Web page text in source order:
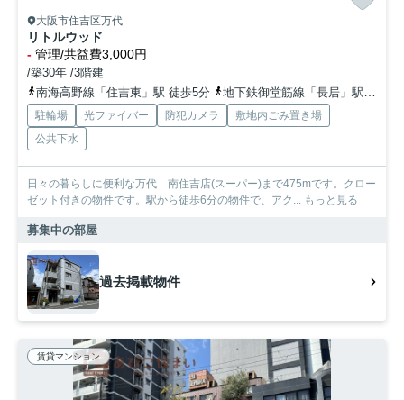
大阪市住吉区万代
リトルウッド
- 管理/共益費3,000円
/築30年 /3階建
南海高野線「住吉東」駅 徒歩5分
地下鉄御堂筋線「長居」駅 徒歩20分
駐輪場 光ファイバー 防犯カメラ
敷地内ごみ置き場
公共下水
日々の暮らしに便利な万代 南住吉店(スーパー)まで475mです。クロー
ゼット付きの物件です。駅から徒歩6分の物件で、アク... もっと見る
募集中の部屋
過去掲載物件
賃貸マンション